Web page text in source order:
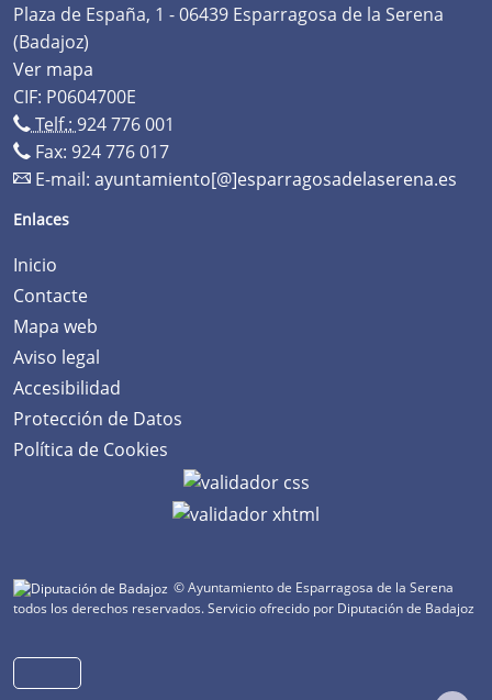
Plaza de España, 1 - 06439 Esparragosa de la Serena
(Badajoz)
Ver mapa
CIF: P0604700E
Telf.: 924 776 001
Fax: 924 776 017
E-mail: ayuntamiento[@]esparragosadelaserena.es
Enlaces
Inicio
Contacte
Mapa web
Aviso legal
Accesibilidad
Protección de Datos
Política de Cookies
© Ayuntamiento de Esparragosa de la Serena
todos los derechos reservados.Servicio ofrecido por Diputación de Badajoz